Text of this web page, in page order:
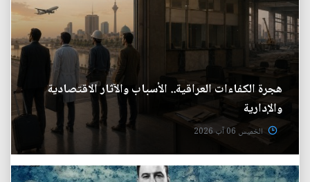
هجرة الكفاءات العراقية.. الأسباب والآثار الاقتصادية
والإدارية
الخميس 06 آب 2026